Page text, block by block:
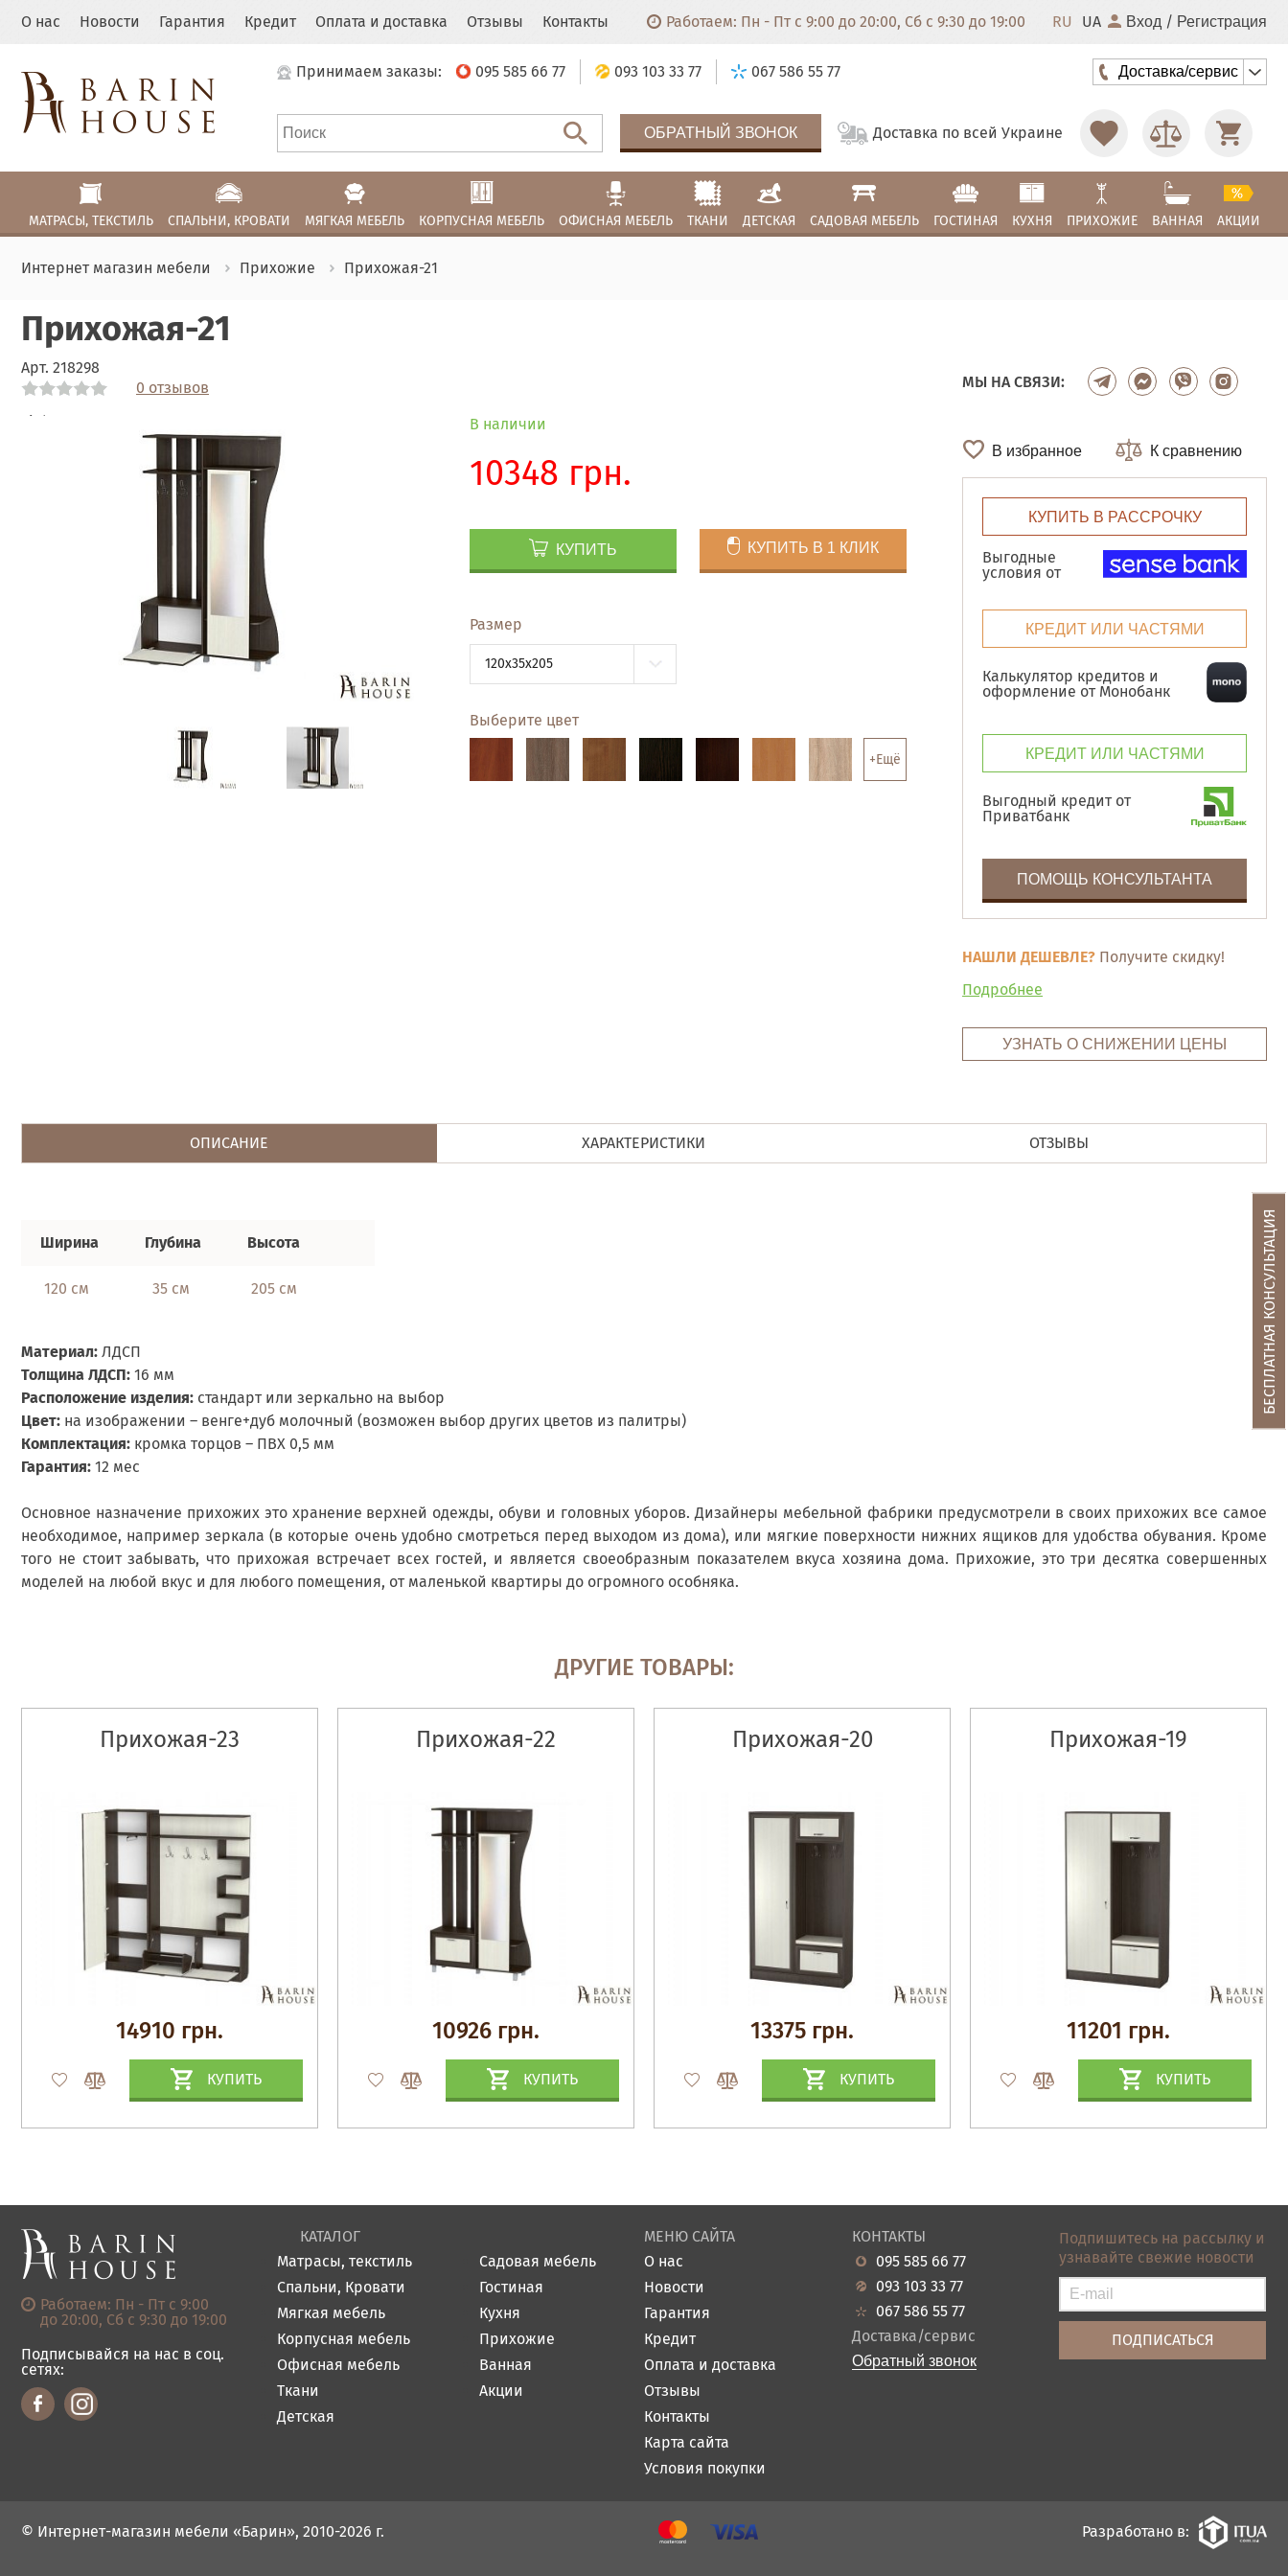
О нас Новости Гарантия Кредит Оплата и доставка Отзывы Контакты Работаем: Пн - Пт с 9:00 до 20:00, Сб с 9:30 до 19:00 RU UA Вход / Регистрация
Принимаем заказы: 095 585 66 77 093 103 33 77 067 586 55 77 Доставка/сервис
ОБРАТНЫЙ ЗВОНОК Доставка по всей Украине
МАТРАСЫ, ТЕКСТИЛЬ СПАЛЬНИ, КРОВАТИ МЯГКАЯ МЕБЕЛЬ КОРПУСНАЯ МЕБЕЛЬ ОФИСНАЯ МЕБЕЛЬ ТКАНИ ДЕТСКАЯ САДОВАЯ МЕБЕЛЬ ГОСТИНАЯ КУХНЯ ПРИХОЖИЕ ВАННАЯ АКЦИИ
Интернет магазин мебели Прихожие Прихожая-21
Прихожая-21
Арт. 218298
0 отзывов
Link
Link В наличии
10348 грн.
КУПИТЬ КУПИТЬ В 1 КЛИК
Размер
120x35x205
Выберите цвет
+Ещё
МЫ НА СВЯЗИ:
В избранное К сравнению
КУПИТЬ В РАССРОЧКУ
Выгодные
условия от
КРЕДИТ ИЛИ ЧАСТЯМИ
Калькулятор кредитов и
оформление от Монобанк
КРЕДИТ ИЛИ ЧАСТЯМИ
Выгодный кредит от
Приватбанк
ПОМОЩЬ КОНСУЛЬТАНТА
НАШЛИ ДЕШЕВЛЕ? Получите скидку!
Подробнее
УЗНАТЬ О СНИЖЕНИИ ЦЕНЫ
ОПИСАНИЕ ХАРАКТЕРИСТИКИ ОТЗЫВЫ
Ширина Глубина Высота
120 см 35 см 205 см
Материал: ЛДСП
Толщина ЛДСП: 16 мм
Расположение изделия: стандарт или зеркально на выбор
Цвет: на изображении – венге+дуб молочный (возможен выбор других цветов из палитры)
Комплектация: кромка торцов – ПВХ 0,5 мм
Гарантия: 12 мес
Основное назначение прихожих это хранение верхней одежды, обуви и головных уборов. Дизайнеры мебельной фабрики предусмотрели в своих прихожих все самое
необходимое, например зеркала (в которые очень удобно смотреться перед выходом из дома), или мягкие поверхности нижних ящиков для удобства обувания. Кроме
того не стоит забывать, что прихожая встречает всех гостей, и является своеобразным показателем вкуса хозяина дома. Прихожие, это три десятка совершенных
моделей на любой вкус и для любого помещения, от маленькой квартиры до огромного особняка.
ДРУГИЕ ТОВАРЫ:
Прихожая-23
14910 грн.
КУПИТЬ
Прихожая-22
10926 грн.
КУПИТЬ
Прихожая-20
13375 грн.
КУПИТЬ
Прихожая-19
11201 грн.
КУПИТЬ
БЕСПЛАТНАЯ КОНСУЛЬТАЦИЯ
Работаем: Пн - Пт с 9:00
до 20:00, Сб с 9:30 до 19:00
Подписывайся на нас в соц.
сетях:
КАТАЛОГ
Матрасы, текстиль
Спальни, Кровати
Мягкая мебель
Корпусная мебель
Офисная мебель
Ткани
Детская
Садовая мебель
Гостиная
Кухня
Прихожие
Ванная
Акции
МЕНЮ САЙТА
О нас
Новости
Гарантия
Кредит
Оплата и доставка
Отзывы
Контакты
Карта сайта
Условия покупки
КОНТАКТЫ
095 585 66 77
093 103 33 77
067 586 55 77
Доставка/сервис
Обратный звонок
Подпишитесь на рассылку и
узнавайте свежие новости
© Интернет-магазин мебели «Барин», 2010-2026 г. Разработано в: